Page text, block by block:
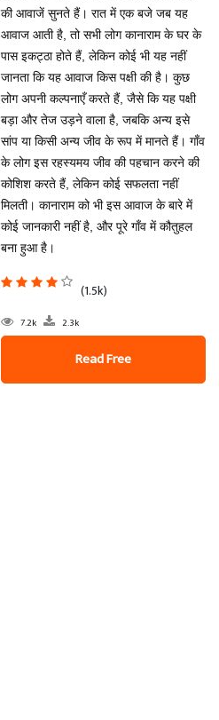
की आवाजें सुनते हैं। रात में एक बजे जब यह
आवाज आती है, तो सभी लोग कानाराम के घर के
पास इकट्ठा होते हैं, लेकिन कोई भी यह नहीं
जानता कि यह आवाज किस पक्षी की है। कुछ
लोग अपनी कल्पनाएँ करते हैं, जैसे कि यह पक्षी
बड़ा और तेज उड़ने वाला है, जबकि अन्य इसे
सांप या किसी अन्य जीव के रूप में मानते हैं। गाँव
के लोग इस रहस्यमय जीव की पहचान करने की
कोशिश करते हैं, लेकिन कोई सफलता नहीं
मिलती। कानाराम को भी इस आवाज के बारे में
कोई जानकारी नहीं है, और पूरे गाँव में कौतुहल
बना हुआ है।
(1.5k)
7.2k 2.3k
Read Free